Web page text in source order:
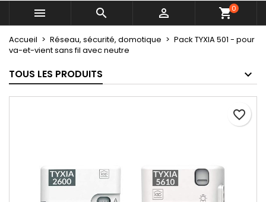
   shopping_cart0
Accueil Réseau, sécurité, domotique
Pack TYXIA 501 - pour
va-et-vient sans fil avec neutre
TOUS LES PRODUITS
favorite_border
Annuler Créer une liste d'envies
Annuler Connexion